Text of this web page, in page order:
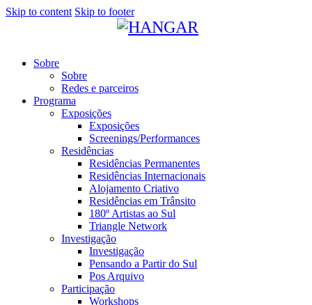
Skip to content Skip to footer
Sobre
Sobre
Redes e parceiros
Programa
Exposições
Exposições
Screenings/Performances
Residências
Residências Permanentes
Residências Internacionais
Alojamento Criativo
Residências em Trânsito
180º Artistas ao Sul
Triangle Network
Investigação
Investigação
Pensando a Partir do Sul
Pos Arquivo
Participação
Workshops